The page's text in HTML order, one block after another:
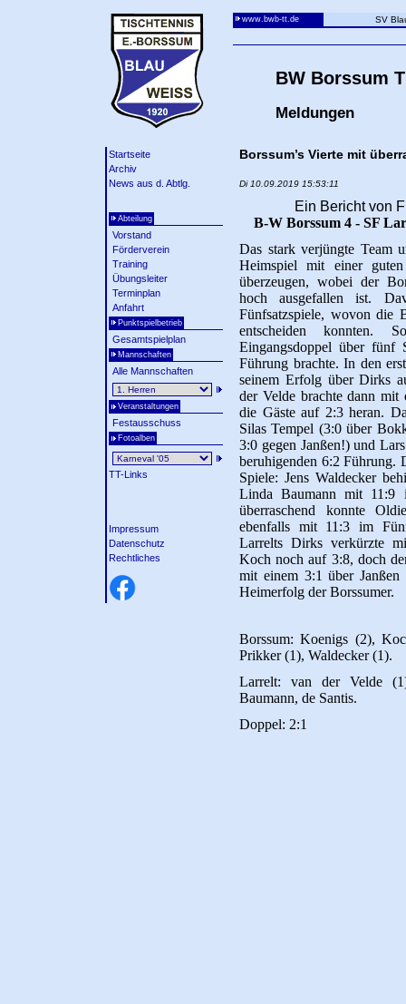
Startseite
Archiv
News aus d. Abtlg.
Abteilung
Vorstand
Förderverein
Training
Übungsleiter
Terminplan
Anfahrt
Punktspielbetrieb
Gesamtspielplan
Mannschaften
Alle Mannschaften
Veranstaltungen
Festausschuss
Fotoalben
TT-Links
Impressum
Datenschutz
Rechtliches
www.bwb-tt.de SV
BW Borssum
Meldungen
Borssum’s Vierte mit
Di 10.09.2019 15:53:11
Ein Bericht von
B-W Borssum 4 - SF
Das stark verjüngte Team
Heimspiel mit einer
überzeugen, wobei der
hoch ausgefallen ist.
Fünfsatzspiele, wovon die
entscheiden konnten.
Eingangsdoppel über fünf
Führung brachte. In den
seinem Erfolg über Dirks
der Velde brachte dann mit
die Gäste auf 2:3 heran.
Silas Tempel (3:0 über
3:0 gegen Janßen!) und
beruhigenden 6:2 Führung.
Spiele: Jens Waldecker
Linda Baumann mit 11:9
überraschend konnte
ebenfalls mit 11:3 im
Larrelts Dirks verkürzte
Koch noch auf 3:8, doch
mit einem 3:1 über
Heimerfolg der Borssumer.
Borssum: Koenigs (2),
Prikker (1), Waldecker (1).
Larrelt: van der Velde
Baumann, de Santis.
Doppel: 2:1